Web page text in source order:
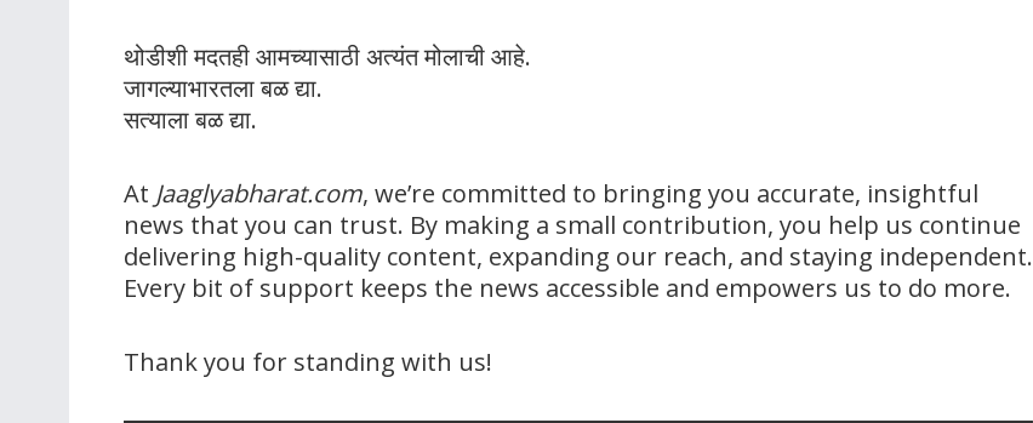
थोडीशी मदतही आमच्यासाठी अत्यंत मोलाची आहे.
जागल्याभारतला बळ द्या.
सत्याला बळ द्या.
At Jaaglyabharat.com, we’re committed to bringing you accurate, insightful
news that you can trust. By making a small contribution, you help us continue
delivering high-quality content, expanding our reach, and staying independent.
Every bit of support keeps the news accessible and empowers us to do more.
Thank you for standing with us!